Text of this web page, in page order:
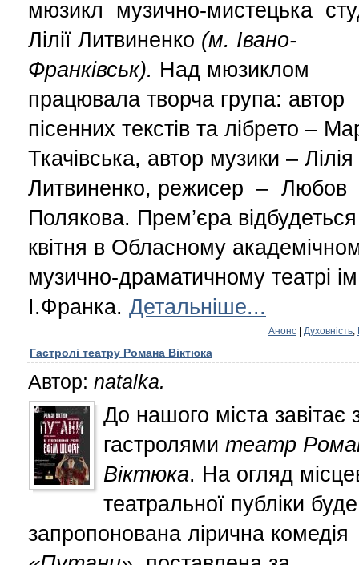
мюзикл музично-мистецька
Лілії Литвиненко (м. Івано-
Франківськ). Над мюзиклом
працювала творча група: автор
пісенних текстів та лібрето –
Ткачівська, автор музики – Лілія
Литвиненко, режисер – Любов
Полякова. Прем’єра
квітня в Обласному
музично-драматичному театрі
І.Франка. Детальніше...
Анонс Духовність,
Гастролі театру Романа Віктюка
Автор: natalka.
До нашого міста завітає
гастролями театр
Віктюка. На огляд
театральної публіки буде
запропонована лірична комедія